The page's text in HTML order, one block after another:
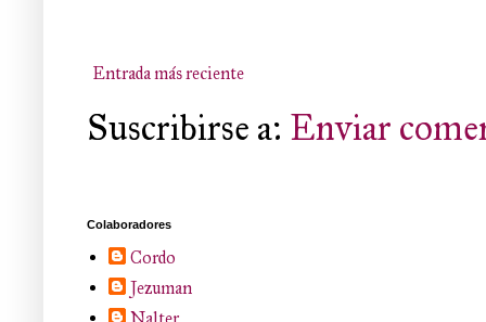
Entrada más reciente
Suscribirse a: Enviar
Colaboradores
Cordo
Jezuman
Nalter